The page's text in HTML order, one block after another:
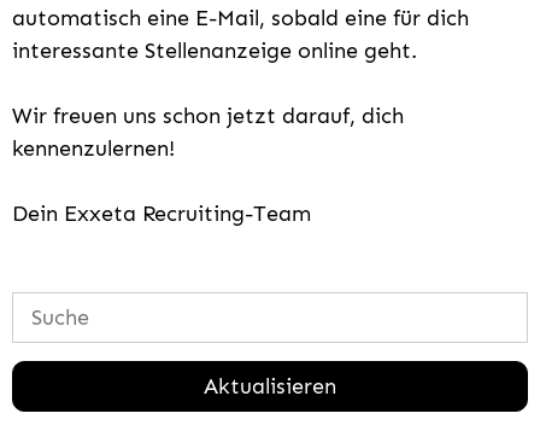
automatisch eine E-Mail, sobald eine für dich
interessante Stellenanzeige online geht.
Wir freuen uns schon jetzt darauf, dich
kennenzulernen!
Dein Exxeta Recruiting-Team
Aktualisieren